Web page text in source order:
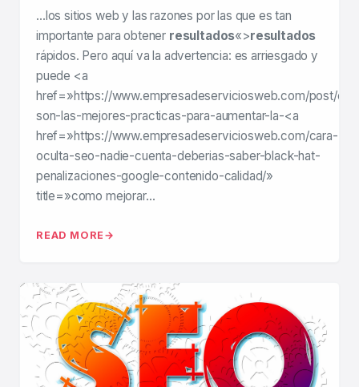
…los sitios web y las razones por las que es tan
importante para obtener resultados«>resultados
rápidos. Pero aquí va la advertencia: es arriesgado y
puede <a
href=»https://www.empresadeserviciosweb.com/post/
son-las-mejores-practicas-para-aumentar-la-<a
href=»https://www.empresadeserviciosweb.com/cara-
oculta-seo-nadie-cuenta-deberias-saber-black-hat-
penalizaciones-google-contenido-calidad/»
title=»como mejorar…
READ MORE